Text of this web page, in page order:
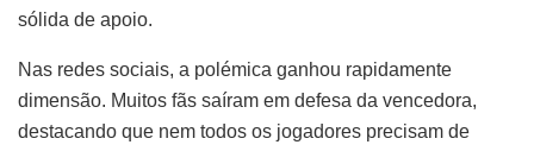
sólida de apoio.
Nas redes sociais, a polémica ganhou rapidamente
dimensão. Muitos fãs saíram em defesa da vencedora,
destacando que nem todos os jogadores precisam de